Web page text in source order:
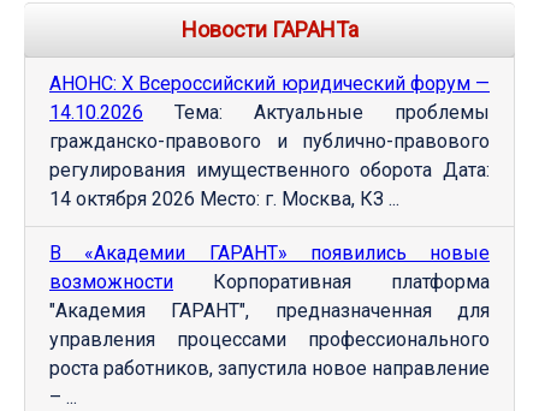
Новости ГАРАНТа
АНОНС: Х Всероссийский юридический форум —
14.10.2026 Тема: Актуальные проблемы
гражданско-правового и публично-правового
регулирования имущественного оборота Дата:
14 октября 2026 Место: г. Москва, КЗ ...
В «Академии ГАРАНТ» появились новые
возможности Корпоративная платформа
"Академия ГАРАНТ", предназначенная для
управления процессами профессионального
роста работников, запустила новое направление
– ...